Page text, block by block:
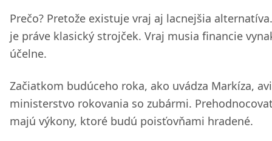
Prečo? Pretože existuje vraj aj lacnejšia
je práve klasický strojček. Vraj musia financie
účelne.
Začiatkom budúceho roka, ako uvádza Markíza,
ministerstvo rokovania so zubármi.
majú výkony, ktoré budú poisťovňami hradené.